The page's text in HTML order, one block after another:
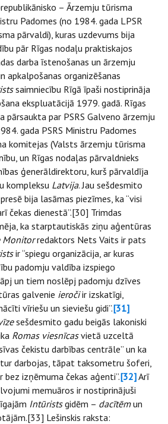
– Ārzemju tūrisma
Padomes (no 1984. gada LPSR
pārvaldi), kuras uzdevums bija
pār Rīgas nodaļu praktiskajos
darba īstenošanas un ārzemju
apkalpošanas organizēšanas
saimniecību Rīgā īpaši nostiprināja
ekspluatācijā 1979. gadā. Rīgas
pārsaukta par PSRS Galveno ārzemju
gada PSRS Ministru Padomes
komitejas (Valsts ārzemju tūrisma
un Rīgas nodaļas pārvaldnieks
ģenerāldirektoru, kurš pārvaldīja
kompleksu Latvija. Jau sešdesmito
bija lasāmas piezīmes, ka “visi
čekas dienestā”.[30] Trimdas
ka starptautiskās ziņu aģentūras
Monitorredaktors Nets Vaits ir pats
ir “spiegu organizācija, ar kuras
padomju valdība izspiego
un tiem noslēpj padomju dzīves
galvenie ieročiir izskatīgi,
vīriešu un sieviešu gidi”.[31]
sešdesmito gadu beigās lakoniski
Romas viesnīcasvietā uzceltā
čekistu darbības centrāle” un ka
darbojas, tāpat taksometru šoferi,
bez izņēmuma čekas aģenti”.[32]Arī
memuāros ir nostiprinājuši
Intūristsgidēm – dacītēmun
Lešinskis raksta: